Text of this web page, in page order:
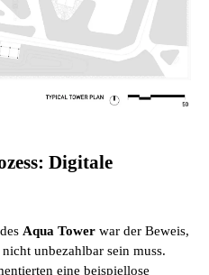
Digitale
Aqua Tower war der Beweis,
unbezahlbar sein muss.
eine beispiellose